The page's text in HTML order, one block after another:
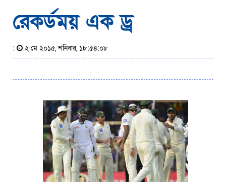
রেকর্ডময় এক ড্র
: ২ মে ২০১৫, শনিবার, ১৮:৫৪:০৮